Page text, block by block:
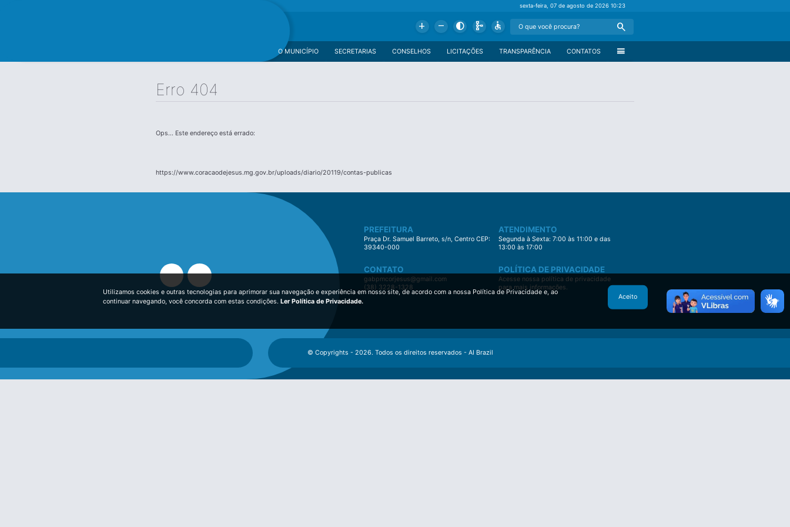
sexta-feira, 07 de agosto de 202610:23
Add Remove Contrast Schema Accessible Search
menu
CONTATOS
TRANSPARÊNCIA
LICITAÇÕES
CONSELHOS
SECRETARIAS
O MUNICÍPIO
Erro 404
Ops... Este endereço está errado:
https://www.coracaodejesus.mg.gov.br/uploads/diario/20119/contas-publicas
PREFEITURA
Praça Dr. Samuel Barreto, s/n, Centro CEP:
39340-000
ATENDIMENTO
Segunda à Sexta: 7:00 às 11:00 e das
13:00 às 17:00
CONTATO
gabpmcorjesus@gmail.com
(38) 3228-1328
POLÍTICA DE PRIVACIDADE
Acesse nossa política de privacidade
para mais informações.
© Copyrights - 2026. Todos os direitos reservados - AI Brazil
Utilizamos cookies e outras tecnologias para aprimorar sua navegação e experiência em nosso site, de acordo com a nossa Política de Privacidade e, ao
continuar navegando, você concorda com estas condições. Ler Política de Privacidade.
Aceito